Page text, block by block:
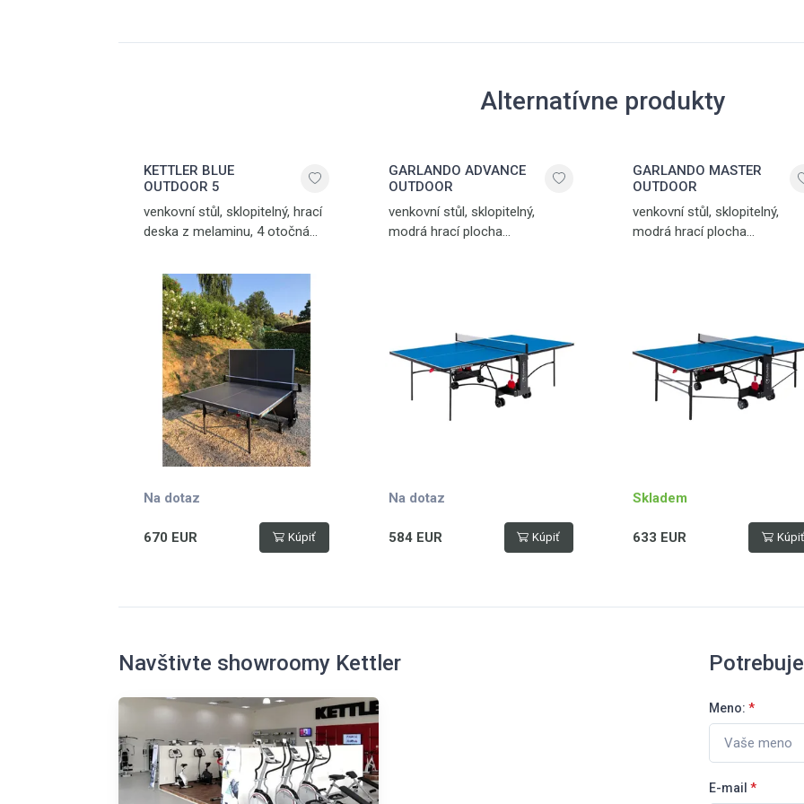
Alternatívne produkty
KETTLER BLUE
OUTDOOR 5
venkovní stůl, sklopitelný, hrací
deska z melaminu, 4 otočná
součástí stolu, vyrovnávací
mechanismus, možnost hry
jednoho hráče, držák na pálky
a míčky, jednoduchý
mechanismus
sklopení, hmotnost 59,5 kg,
vyroben v Německu
Na dotaz
670 EUR Kúpiť
GARLANDO ADVANCE
OUTDOOR
venkovní stůl, sklopitelný,
modrá hrací plocha
bezpečný mechanismus
sklopení stolu, hmotnost 58 kg,
modrá – černá
Na dotaz
584 EUR Kúpiť
GARLANDO MASTER
OUTDOOR
venkovní stůl, sklopitelný,
modrá hrací plocha
kovových profilů 25 x 25 mm,
síťka s napínáním součástí
stolu, držák na pálky a míčky,
bezpečný mechanismus
sklopení stolu, hmotnost 61
Skladem
633 EUR Kúpiť
Navštivte showroomy Kettler
Meno: *
E-mail *